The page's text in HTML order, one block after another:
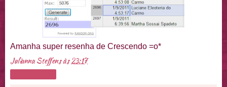
Amanha super resenha de Crescendo =o*
Julianna Steffensàs23:17